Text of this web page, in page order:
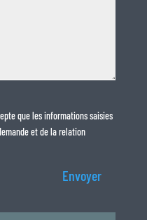
que les informations saisies
et de la relation
Envoyer